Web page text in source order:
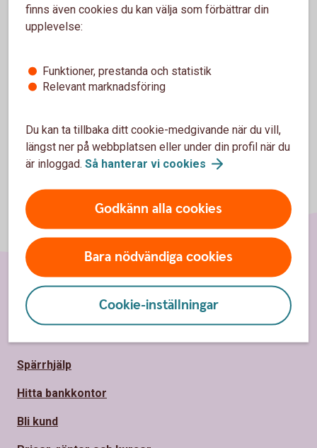
Fakta om optionshandel
finns även cookies du kan välja som förbättrar din
upplevelse:
Funktioner, prestanda och statistik
Relevant marknadsföring
Du kan ta tillbaka ditt cookie-medgivande när du vill,
längst ner på webbplatsen eller under din profil när du
är inloggad. Så hanterar vi cookies
Godkänn alla cookies
Bara nödvändiga cookies
Cookie-inställningar
Sidfot
Hitta snabbt
Spärrhjälp
Hitta bankkontor
Bli kund